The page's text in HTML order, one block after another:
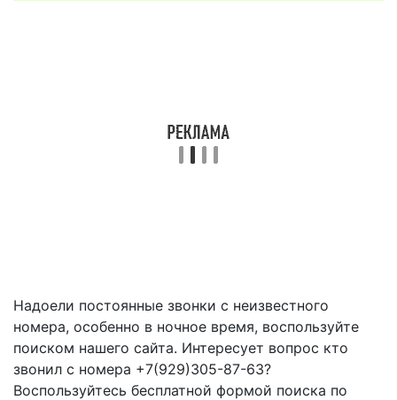
Надоели постоянные звонки с неизвестного
номера, особенно в ночное время, воспользуйте
поиском нашего сайта. Интересует вопрос кто
звонил с номера +7(929)305-87-63?
Воспользуйтесь бесплатной формой поиска по